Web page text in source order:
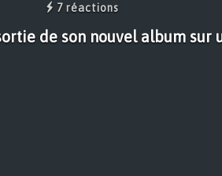
7 réactions
de son nouvel album sur